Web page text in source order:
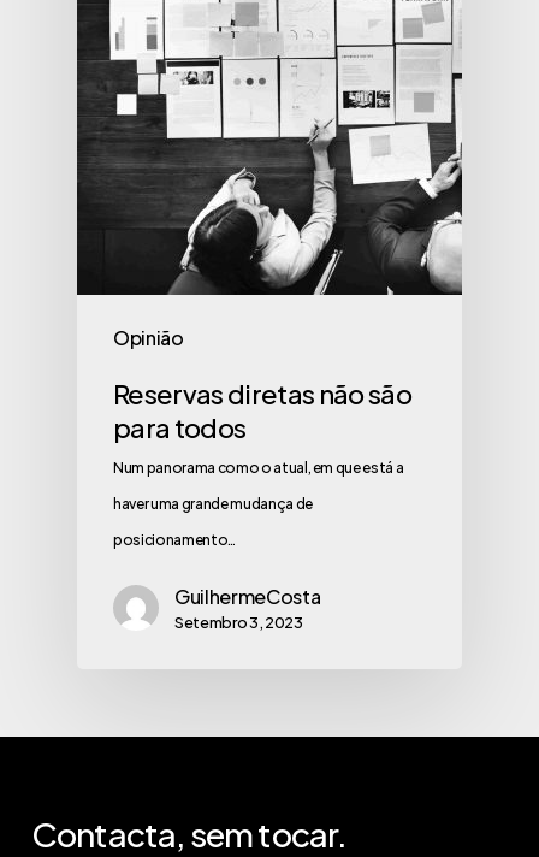
Opinião
Reservas diretas não são
para todos
Num panorama como o atual, em que está a
haver uma grande mudança de
posicionamento…
GuilhermeCosta
Setembro 3, 2023
Contacta, semtocar.